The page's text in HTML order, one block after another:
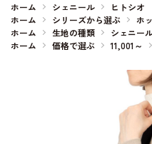
ホーム シェニール
ヒトシオ
ホーム
シリーズから選ぶ ホ
ホーム
生地の種類 シェニー
ホーム
価格で選ぶ 11,001～